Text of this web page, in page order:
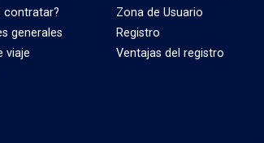
contratar?
generales
viaje
Zona de Usuario
Registro
Ventajas del registro